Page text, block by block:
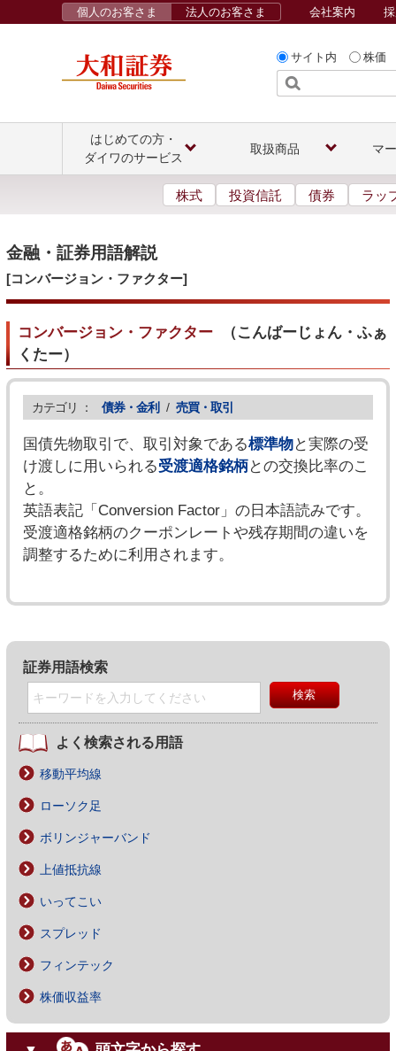
サイト内 株価
個人のお客さま 法人のお客さま 会社案内
はじめての方・
ダイワのサービス
取扱商品 マ
株式 投資信託 債券 ラッ
金融・証券用語解説
[コンバージョン・ファクター]
コンバージョン・ファクター（こんばーじょん・ふぁ
くたー）
カテゴリ ： 債券・金利 / 売買・取引
国債先物取引で、取引対象である標準物と実際の受
け渡しに用いられる受渡適格銘柄との交換比率のこ
と。
英語表記「Conversion Factor」の日本語読みです。
受渡適格銘柄のクーポンレートや残存期間の違いを
調整するために利用されます。
証券用語検索
よく検索される用語
移動平均線
ローソク足
ボリンジャーバンド
上値抵抗線
いってこい
スプレッド
フィンテック
株価収益率